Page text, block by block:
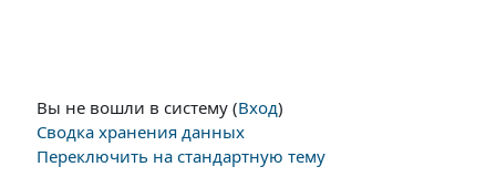
Вы не вошли в систему (Вход)
Сводка хранения данных
Переключить на стандартную тему